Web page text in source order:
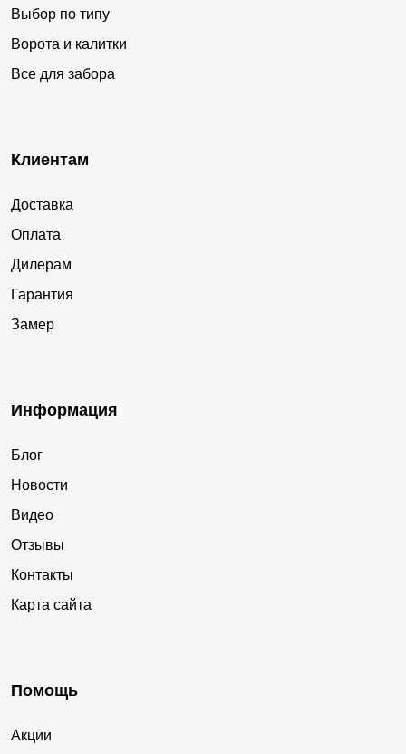
Выбор по типу
Ворота и калитки
Все для забора
Клиентам
Доставка
Оплата
Дилерам
Гарантия
Замер
Информация
Блог
Новости
Видео
Отзывы
Контакты
Карта сайта
Помощь
Акции